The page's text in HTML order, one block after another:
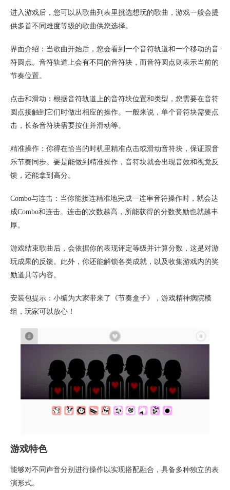
进入游戏后，您可以从歌曲列表里挑选想玩的歌曲，游戏一般会提
供多首不同难度等级的歌曲供您选择。
界面介绍：当歌曲开始后，您会看到一个音符轨道和一个移动的音
符圆点。音符轨道上会有不同的音符块，而音符圆点则表示当前的
节奏位置。
点击和滑动：根据音符轨道上的音符块位置和类型，您需要在音符
圆点接触到它们时做出相应的操作。一般来说，单个音符块需要点
击，长条音符块需要按住并滑动等。
精准操作：你得在恰当的时机里精准点击或滑动音符块，保证跟音
乐节奏同步。要是能做到精准操作，音符块就会出现音效和视觉反
馈，还能拿到高分。
Combo与连击：当你能接连精准地完成一连串音符操作时，就会达
成Combo和连击。连击的次数越高，所能获得的分数奖励也就越丰
厚。
游戏结束歌曲后，会依据你的表现评定等级并计算分数，这是对游
玩成果的反馈。此外，你还能解锁各类成就，以及收集游戏内的奖
励道具等内容。
安装包提示：小编为大家带来了《节奏盒子》，游戏精神病院模
组，玩家可以放心！
游戏特色
能够对不同声音分别进行操作以实现搭配融合，具备多种独立的表
演形式。